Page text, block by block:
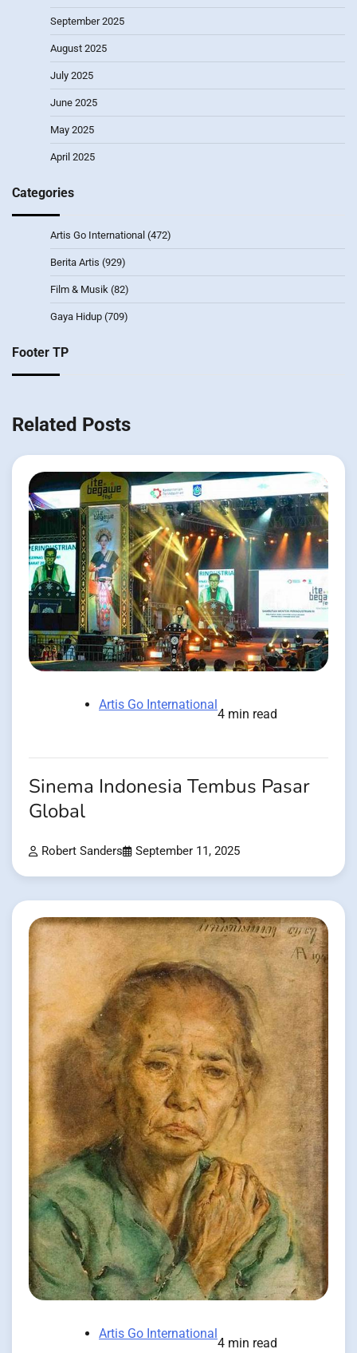
September 2025
August 2025
July 2025
June 2025
May 2025
April 2025
Categories
Artis Go International (472)
Berita Artis (929)
Film & Musik (82)
Gaya Hidup (709)
Footer TP
Related Posts
Artis Go International
4 min read
Sinema Indonesia Tembus Pasar
Global
Robert Sanders September 11, 2025
Artis Go International
4 min read